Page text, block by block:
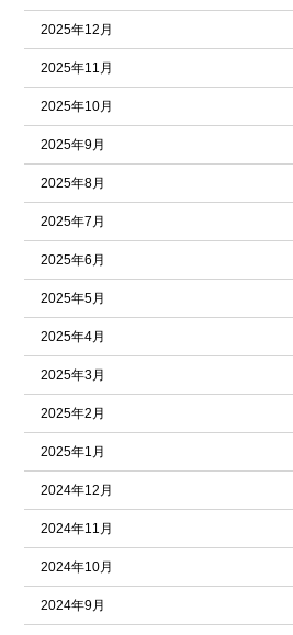
2025年12月
2025年11月
2025年10月
2025年9月
2025年8月
2025年7月
2025年6月
2025年5月
2025年4月
2025年3月
2025年2月
2025年1月
2024年12月
2024年11月
2024年10月
2024年9月